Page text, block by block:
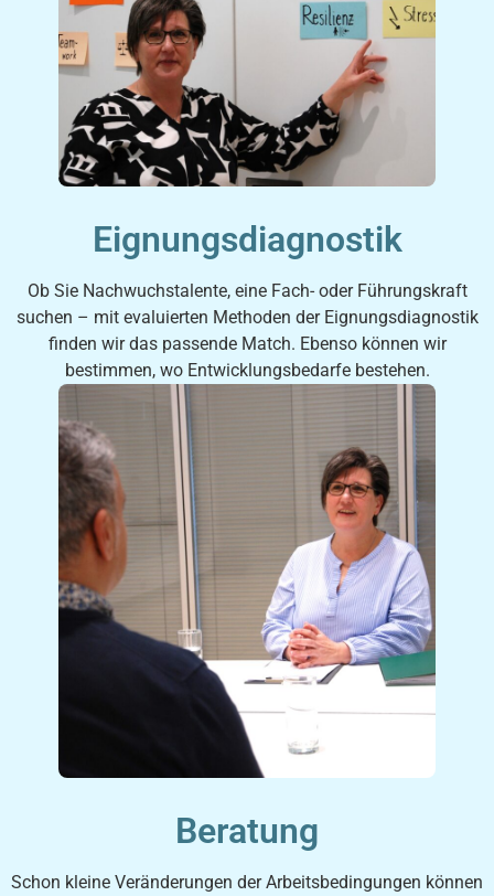
Eignungsdiagnostik
Ob Sie Nachwuchstalente, eine Fach- oder Führungskraft
suchen – mit evaluierten Methoden der Eignungsdiagnostik
finden wir das passende Match. Ebenso können wir
bestimmen, wo Entwicklungsbedarfe bestehen.
Beratung
Schon kleine Veränderungen der Arbeitsbedingungen können